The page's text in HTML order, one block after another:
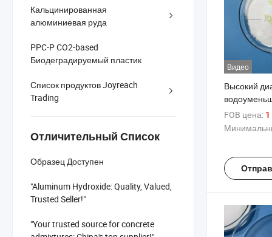
Кальцинированная
алюминиевая руда
PPC-P CO2-based
Биодеградируемый пластик
Список продуктов Joyreach
Trading
Отличительный Список
Образец Доступен
"Aluminum Hydroxide: Quality, Valued,
Trusted Seller!"
"Your trusted source for concrete
Видео
Высокий
средства,
адсорбции
FOB цена: 1